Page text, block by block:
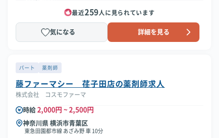
最近259 人に見られています
気になる 詳細を見る
パート 薬剤師
藤ファーマシー 荏子田店の薬剤師求人
株式会社 コスモファーマ
時給 2,000円 ~ 2,500円
神奈川県 横浜市青葉区
東急田園都市線 あざみ野 車 10分